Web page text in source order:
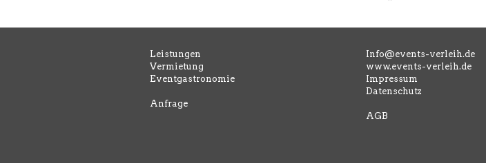
Leistungen
Vermietung
Eventgastronomie
Anfrage
Info@events-verleih.de
www.events-verleih.de
Impressum
Datenschutz
AGB